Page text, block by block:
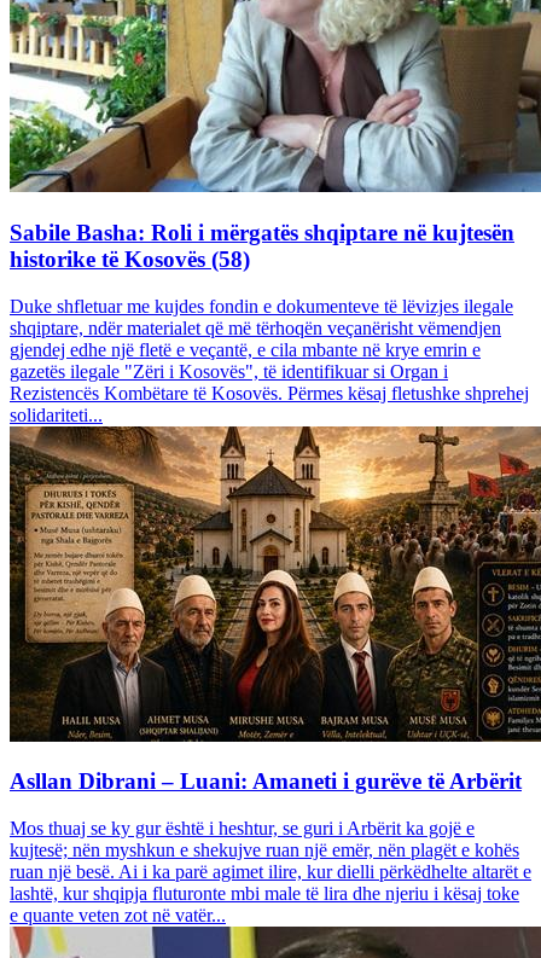
Sabile Basha: Roli i mërgatës shqiptare në kujtesën
historike të Kosovës (58)
Duke shfletuar me kujdes fondin e dokumenteve të lëvizjes ilegale
shqiptare, ndër materialet që më tërhoqën veçanërisht vëmendjen
gjendej edhe një fletë e veçantë, e cila mbante në krye emrin e
gazetës ilegale "Zëri i Kosovës", të identifikuar si Organ i
Rezistencës Kombëtare të Kosovës. Përmes kësaj fletushke shprehej
solidariteti...
Asllan Dibrani – Luani: Amaneti i gurëve të Arbërit
Mos thuaj se ky gur është i heshtur, se guri i Arbërit ka gojë e
kujtesë; nën myshkun e shekujve ruan një emër, nën plagët e kohës
ruan një besë. Ai i ka parë agimet ilire, kur dielli përkëdhelte altarët e
lashtë, kur shqipja fluturonte mbi male të lira dhe njeriu i kësaj toke
e quante veten zot në vatër...